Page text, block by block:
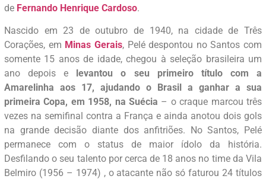
de Fernando Henrique Cardoso.
Nascido em 23 de outubro de 1940, na cidade de Três
Corações, em Minas Gerais, Pelé despontou no Santos com
somente 15 anos de idade, chegou à seleção brasileira um
ano depois e
levantou o seu primeiro título com a
Amarelinha aos 17, ajudando o Brasil a ganhar a sua
primeira Copa, em 1958, na Suécia – o craque marcou três
vezes na semifinal contra a França e ainda anotou dois gols
na grande decisão diante dos anfitriões. No Santos, Pelé
permanece com o status de maior ídolo da história.
Desfilando o seu talento por cerca de 18 anos no time da Vila
Belmiro (1956 – 1974) , o atacante não só faturou 24 títulos